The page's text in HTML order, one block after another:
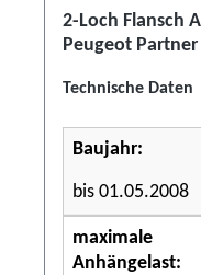
2-Loch Flansch
Peugeot
Technische Daten
Baujahr:
bis 01.05.2008
maximale
Anhängelast: